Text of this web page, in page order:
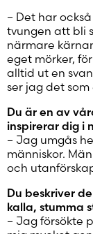
– Det har
tvungen att bli
närmare
eget mörker,
alltid ut en
ser jag det
Du är en av
inspirerar dig i
– Jag umgås
människor.
och
Du beskriver
kalla, stumma
– Jag försökte